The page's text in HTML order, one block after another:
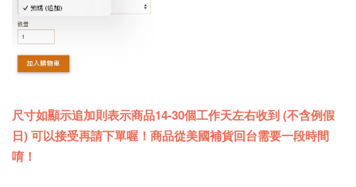
尺寸如顯示追加則表示商品14-30個工作天左右收到 (不含例假
日) 可以接受再請下單喔！商品從美國補貨回台需要一段時間
唷！